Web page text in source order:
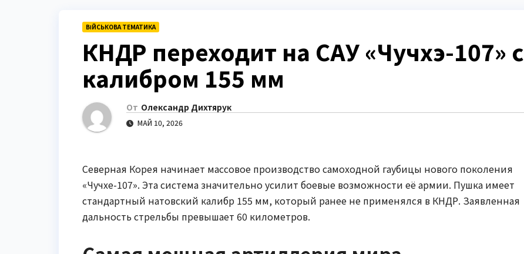
ВІЙСЬКОВА ТЕМАТИКА
КНДР переходит на САУ «Чучхэ-107» с
калибром 155 мм
От Олександр Дихтярук
МАЙ 10, 2026
Северная Корея начинает массовое производство самоходной гаубицы нового поколения
«Чучхе-107». Эта система значительно усилит боевые возможности её армии. Пушка имеет
стандартный натовский калибр 155 мм, который ранее не применялся в КНДР. Заявленная
дальность стрельбы превышает 60 километров.